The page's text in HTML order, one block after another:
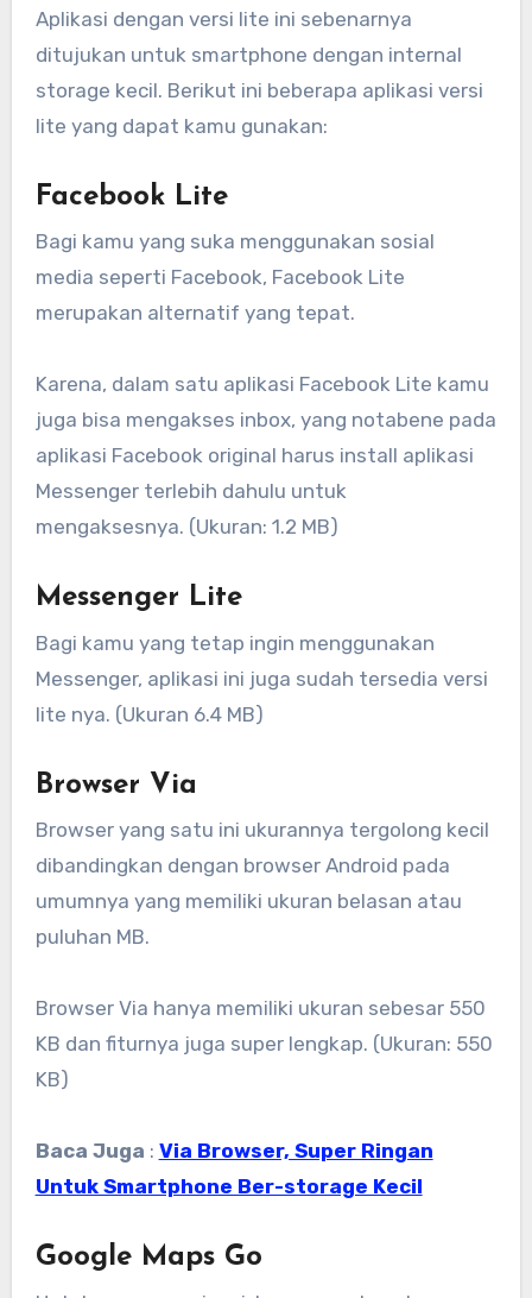
Aplikasi dengan versi lite ini sebenarnya
ditujukan untuk smartphone dengan internal
storage kecil. Berikut ini beberapa aplikasi versi
lite yang dapat kamu gunakan:
Facebook Lite
Bagi kamu yang suka menggunakan sosial
media seperti Facebook, Facebook Lite
merupakan alternatif yang tepat.
Karena, dalam satu aplikasi Facebook Lite kamu
juga bisa mengakses inbox, yang notabene pada
aplikasi Facebook original harus install aplikasi
Messenger terlebih dahulu untuk
mengaksesnya. (Ukuran: 1.2 MB)
Messenger Lite
Bagi kamu yang tetap ingin menggunakan
Messenger, aplikasi ini juga sudah tersedia versi
lite nya. (Ukuran 6.4 MB)
Browser Via
Browser yang satu ini ukurannya tergolong kecil
dibandingkan dengan browser Android pada
umumnya yang memiliki ukuran belasan atau
puluhan MB.
Browser Via hanya memiliki ukuran sebesar 550
KB dan fiturnya juga super lengkap. (Ukuran: 550
KB)
Baca Juga : Via Browser, Super Ringan
Untuk Smartphone Ber-storage Kecil
Google Maps Go